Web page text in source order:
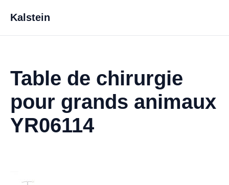
Kalstein
Table de chirurgie
pour grands animaux
YR06114